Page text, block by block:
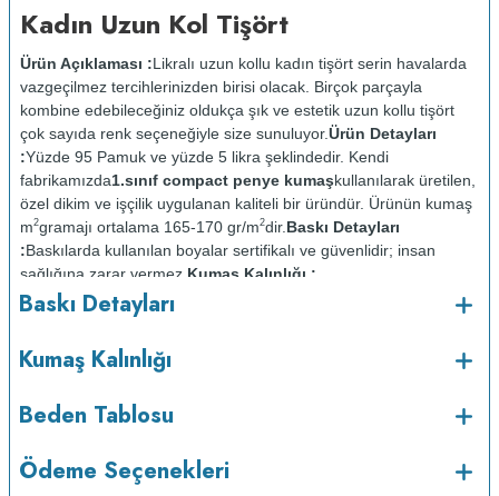
Kadın Uzun Kol Tişört
Ürün Açıklaması :Likralı uzun kollu kadın tişört serin havalarda
vazgeçilmez tercihlerinizden birisi olacak. Birçok parçayla
kombine edebileceğiniz oldukça şık ve estetik uzun kollu tişört
çok sayıda renk seçeneğiyle size sunuluyor.Ürün Detayları
:Yüzde 95 Pamuk ve yüzde 5 likra şeklindedir. Kendi
fabrikamızda1.sınıf compact penye kumaşkullanılarak üretilen,
özel dikim ve işçilik uygulanan kaliteli bir üründür. Ürünün kumaş
m2gramajı ortalama 165-170 gr/m2dir. Baskı Detayları
:Baskılarda kullanılan boyalar sertifikalı ve güvenlidir; insan
sağlığına zarar vermez. Kumaş Kalınlığı :
yapılmaz.
Kurutma makinesinde kurutulmaz. Orta ısıda ve tersten
Baskı Detayları
Kumaş Kalınlığı
Beden Tablosu
Ödeme Seçenekleri